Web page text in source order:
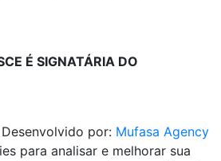
É SIGNATÁRIA DO
Desenvolvido por: Mufasa Agency
para analisar e melhorar sua